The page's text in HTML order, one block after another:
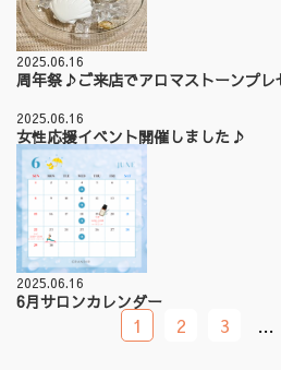
2025.06.16
周年祭♪ご来店でアロマストーンプレ
2025.06.16
女性応援イベント開催しました♪
2025.06.16
6月サロンカレンダー
1 2 3 …